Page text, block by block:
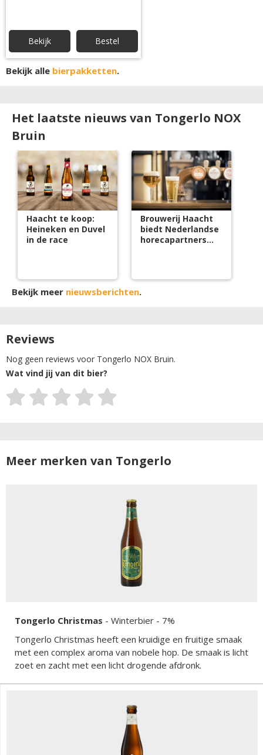
Bekijk Bestel
Bekijk alle bierpakketten.
Het laatste nieuws van Tongerlo NOX
Bruin
Haacht te koop:
Heineken en Duvel
in de race
Brouwerij Haacht
biedt Nederlandse
horecapartners
Bekijk meer nieuwsberichten.
Reviews
Nog geen reviews voor Tongerlo NOX Bruin.
Wat vind jij van dit bier?
Meer merken van Tongerlo
Tongerlo Christmas - Winterbier - 7%
Tongerlo Christmas heeft een kruidige en fruitige smaak
met een complex aroma van nobele hop. De smaak is licht
zoet en zacht met een licht drogende afdronk.